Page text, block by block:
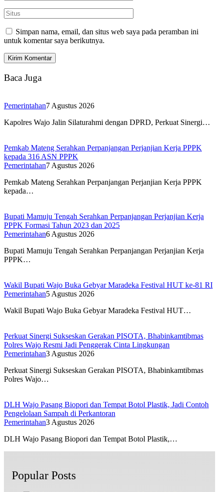
Simpan nama, email, dan situs web saya pada peramban ini
untuk komentar saya berikutnya.
Baca Juga
Pemerintahan7 Agustus 2026
Kapolres Wajo Jalin Silaturahmi dengan DPRD, Perkuat Sinergi…
Pemkab Mateng Serahkan Perpanjangan Perjanjian Kerja PPPK
kepada 316 ASN PPPK
Pemerintahan7 Agustus 2026
Pemkab Mateng Serahkan Perpanjangan Perjanjian Kerja PPPK
kepada…
Bupati Mamuju Tengah Serahkan Perpanjangan Perjanjian Kerja
PPPK Formasi Tahun 2023 dan 2025
Pemerintahan6 Agustus 2026
Bupati Mamuju Tengah Serahkan Perpanjangan Perjanjian Kerja
PPPK…
Wakil Bupati Wajo Buka Gebyar Maradeka Festival HUT ke-81 RI
Pemerintahan5 Agustus 2026
Wakil Bupati Wajo Buka Gebyar Maradeka Festival HUT…
Perkuat Sinergi Sukseskan Gerakan PISOTA, Bhabinkamtibmas
Polres Wajo Resmi Jadi Penggerak Cinta Lingkungan
Pemerintahan3 Agustus 2026
Perkuat Sinergi Sukseskan Gerakan PISOTA, Bhabinkamtibmas
Polres Wajo…
DLH Wajo Pasang Biopori dan Tempat Botol Plastik, Jadi Contoh
Pengelolaan Sampah di Perkantoran
Pemerintahan3 Agustus 2026
DLH Wajo Pasang Biopori dan Tempat Botol Plastik,…
Popular Posts